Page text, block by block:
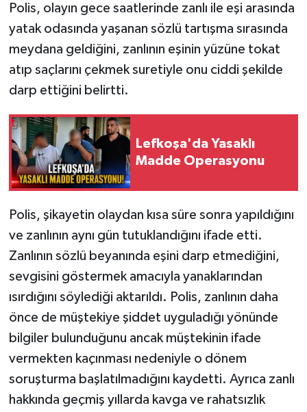
Polis, olayın gece saatlerinde zanlı ile eşi arasında
yatak odasında yaşanan sözlü tartışma sırasında
meydana geldiğini, zanlının eşinin yüzüne tokat
atıp saçlarını çekmek suretiyle onu ciddi şekilde
darp ettiğini belirtti.
Lefkoşa'da Yasaklı
Madde Operasyonu
Polis, şikayetin olaydan kısa süre sonra yapıldığını
ve zanlının aynı gün tutuklandığını ifade etti.
Zanlının sözlü beyanında eşini darp etmediğini,
sevgisini göstermek amacıyla yanaklarından
ısırdığını söylediği aktarıldı. Polis, zanlının daha
önce de müştekiye şiddet uyguladığı yönünde
bilgiler bulunduğunu ancak müştekinin ifade
vermekten kaçınması nedeniyle o dönem
soruşturma başlatılmadığını kaydetti. Ayrıca zanlı
hakkında geçmiş yıllarda kavga ve rahatsızlık